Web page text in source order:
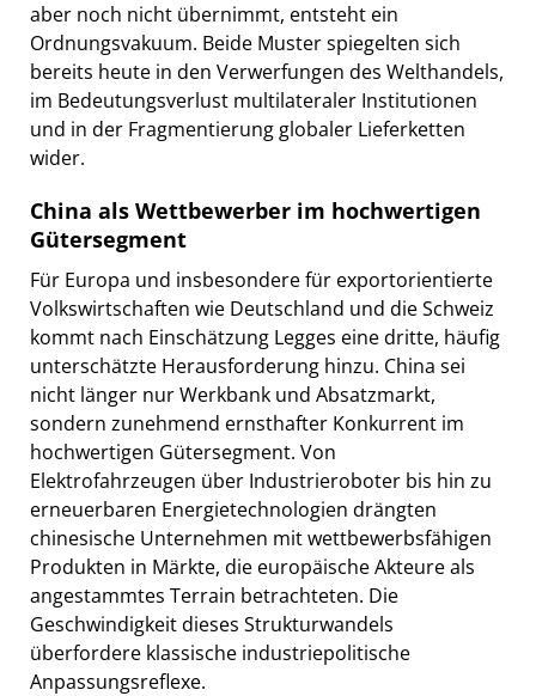
aber noch nicht übernimmt, entsteht ein
Ordnungsvakuum. Beide Muster spiegelten sich
bereits heute in den Verwerfungen des Welthandels,
im Bedeutungsverlust multilateraler Institutionen
und in der Fragmentierung globaler Lieferketten
wider.
China als Wettbewerber im hochwertigen
Gütersegment
Für Europa und insbesondere für exportorientierte
Volkswirtschaften wie Deutschland und die Schweiz
kommt nach Einschätzung Legges eine dritte, häufig
unterschätzte Herausforderung hinzu. China sei
nicht länger nur Werkbank und Absatzmarkt,
sondern zunehmend ernsthafter Konkurrent im
hochwertigen Gütersegment. Von
Elektrofahrzeugen über Industrieroboter bis hin zu
erneuerbaren Energietechnologien drängten
chinesische Unternehmen mit wettbewerbsfähigen
Produkten in Märkte, die europäische Akteure als
angestammtes Terrain betrachteten. Die
Geschwindigkeit dieses Strukturwandels
überfordere klassische industriepolitische
Anpassungsreflexe.